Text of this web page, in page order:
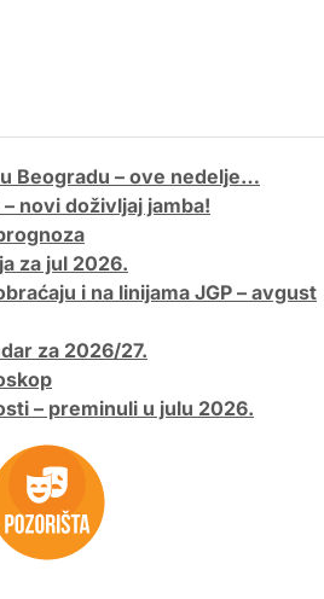
Beogradu – ove nedelje…
novi doživljaj jamba!
za jul 2026.
i na linijama JGP – avgust
za 2026/27.
– preminuli u julu 2026.